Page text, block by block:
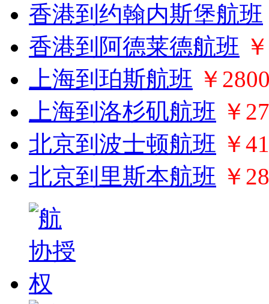
香港到约翰内斯堡航班
香港到阿德莱德航班
上海到珀斯航班 ￥
上海到洛杉矶航班 ￥
北京到波士顿航班 ￥
北京到里斯本航班 ￥